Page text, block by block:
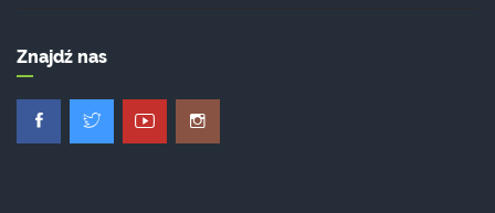
Znajdź nas